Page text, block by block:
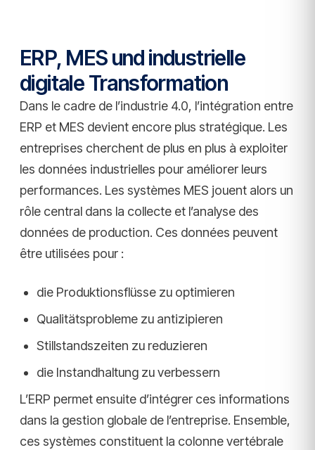
ERP, MES und industrielle
digitale Transformation
Dans le cadre de l’industrie 4.0, l’intégration entre
ERP et MES devient encore plus stratégique. Les
entreprises cherchent de plus en plus à exploiter
les données industrielles pour améliorer leurs
performances. Les systèmes MES jouent alors un
rôle central dans la collecte et l’analyse des
données de production. Ces données peuvent
être utilisées pour :
die Produktionsflüsse zu optimieren
Qualitätsprobleme zu antizipieren
Stillstandszeiten zu reduzieren
die Instandhaltung zu verbessern
L’ERP permet ensuite d’intégrer ces informations
dans la gestion globale de l’entreprise. Ensemble,
ces systèmes constituent la colonne vertébrale